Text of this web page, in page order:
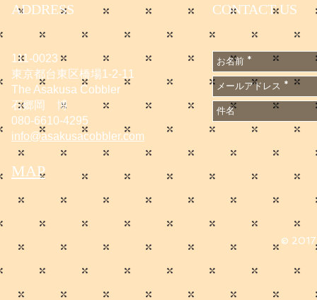
ADDRESS CONTACT US
111-0023
東京都台東区橋場1-2-11
The Asakusa Cobbler
石郷岡 博
080-6610-4295
info@asakusacobbler.com
MAP
© 2017